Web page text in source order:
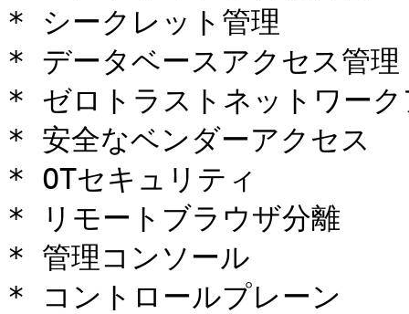
* シークレット管理
* データベースアクセス管理
* ゼロトラストネットワーク
* 安全なベンダーアクセス
* OTセキュリティ
* リモートブラウザ分離
* 管理コンソール
* コントロールプレーン